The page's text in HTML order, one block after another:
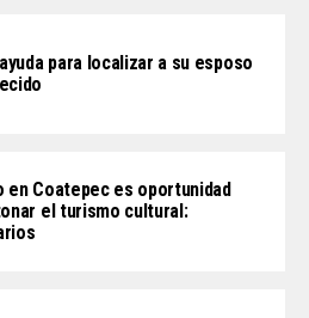
para localizar a su esposo
en Coatepec es oportunidad
el turismo cultural: